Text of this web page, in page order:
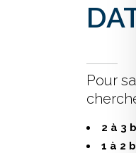
Pour
2 à 3
1 à 2